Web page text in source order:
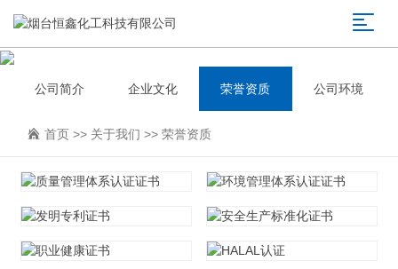
公司简介 企业文化 荣誉资质 公司环境
首页 >> 关于我们 >> 荣誉资质